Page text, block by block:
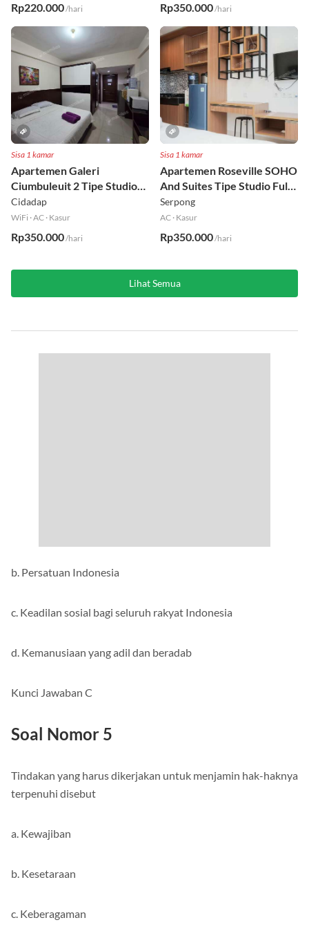
Rp220.000/hari Rp350.000/hari
Sisa 1 kamar
Apartemen Galeri
Ciumbuleuit 2 Tipe Studio
Full Furnished Lt 30
Cidadap
WiFi ·AC · Kasur
Rp350.000/hari
Sisa 1 kamar
Apartemen Roseville SOHO
And Suites Tipe Studio Full
Furnished Lt 16
Serpong
AC · Kasur
Rp350.000/hari
Lihat Semua
b. Persatuan Indonesia
c. Keadilan sosial bagi seluruh rakyat Indonesia
d. Kemanusiaan yang adil dan beradab
Kunci Jawaban C
Soal Nomor 5
Tindakan yang harus dikerjakan untuk menjamin hak-haknya
terpenuhi disebut
a. Kewajiban
b. Kesetaraan
c. Keberagaman